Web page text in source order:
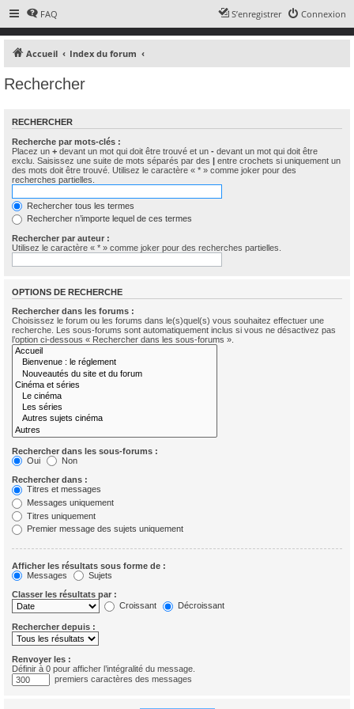
FAQ Connexion
S’enregistrer
Accueil Index du forum
Rechercher
RECHERCHER
Recherche par mots-clés :
Placez un + devant un mot qui doit être trouvé et un - devant un mot qui doit être
exclu. Saisissez une suite de mots séparés par des | entre crochets si uniquement un
des mots doit être trouvé. Utilisez le caractère « * » comme joker pour des
recherches partielles.
Rechercher tous les termes
Rechercher n’importe lequel de ces termes
Rechercher par auteur :
Utilisez le caractère « * » comme joker pour des recherches partielles.
OPTIONS DE RECHERCHE
Rechercher dans les forums :
Choisissez le forum ou les forums dans le(s)quel(s) vous souhaitez effectuer une
recherche. Les sous-forums sont automatiquement inclus si vous ne désactivez pas
l’option ci-dessous « Rechercher dans les sous-forums ».
Rechercher dans les sous-forums :
Oui
Non
Rechercher dans :
Titres et messages
Messages uniquement
Titres uniquement
Premier message des sujets uniquement
Afficher les résultats sous forme de :
Messages
Sujets
Classer les résultats par :
Croissant
Décroissant
Rechercher depuis :
Renvoyer les :
Définir à 0 pour afficher l’intégralité du message.
premiers caractères des messages